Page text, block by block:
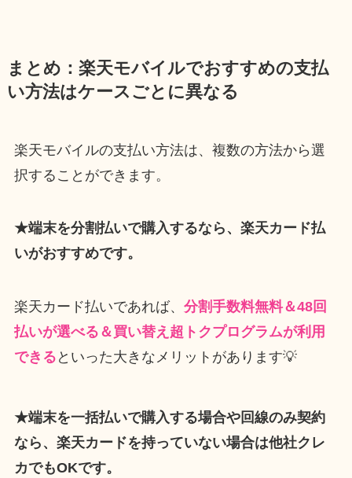
まとめ：楽天モバイルでおすすめの支払
い方法はケースごとに異なる
楽天モバイルの支払い方法は、複数の方法から選
択することができます。
★端末を分割払いで購入するなら、楽天カード払
いがおすすめです。
楽天カード払いであれば、 分割手数料無料＆48回
払いが選べる＆買い替え超トクプログラムが利用
できる といった大きなメリットがあります💡
★端末を一括払いで購入する場合や回線のみ契約
なら、楽天カードを持っていない場合は他社クレ
カでもOKです。